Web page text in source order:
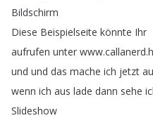
Bildschirm
Diese Beispielseite könnte Ihr
aufrufen unter www.callanerd.
und und das mache ich jetzt
wenn ich aus lade dann sehe
Slideshow